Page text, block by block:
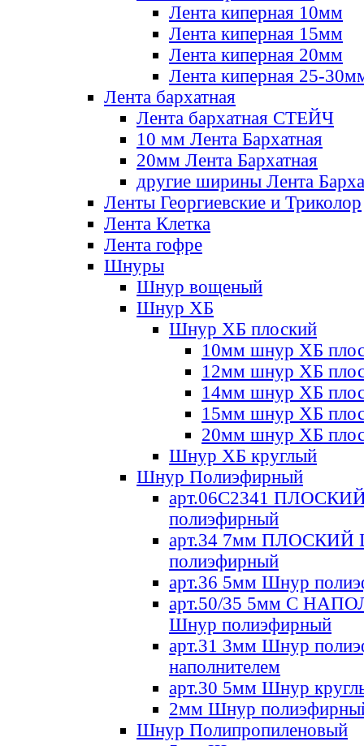
Лента киперная 10мм
Лента киперная 15мм
Лента киперная 20мм
Лента киперная 25-
Лента бархатная
Лента бархатная СТЕЙЧ
10 мм Лента Бархатная
20мм Лента Бархатная
другие ширины Лента
Ленты Георгиевские и Триколор
Лента Клетка
Лента гофре
Шнуры
Шнур вощеный
Шнур ХБ
Шнур ХБ плоский
10мм шнур ХБ
12мм шнур ХБ
14мм шнур ХБ
15мм шнур ХБ
20мм шнур ХБ
Шнур ХБ круглый
Шнур Полиэфирный
арт.06С2341
полиэфирный
арт.34 7мм ПЛОСКИЙ
полиэфирный
арт.36 5мм Шнур
арт.50/35 5мм С
Шнур полиэфирный
арт.31 3мм Шнур
наполнителем
арт.30 5мм Шнур
2мм Шнур
Шнур Полипропиленовый